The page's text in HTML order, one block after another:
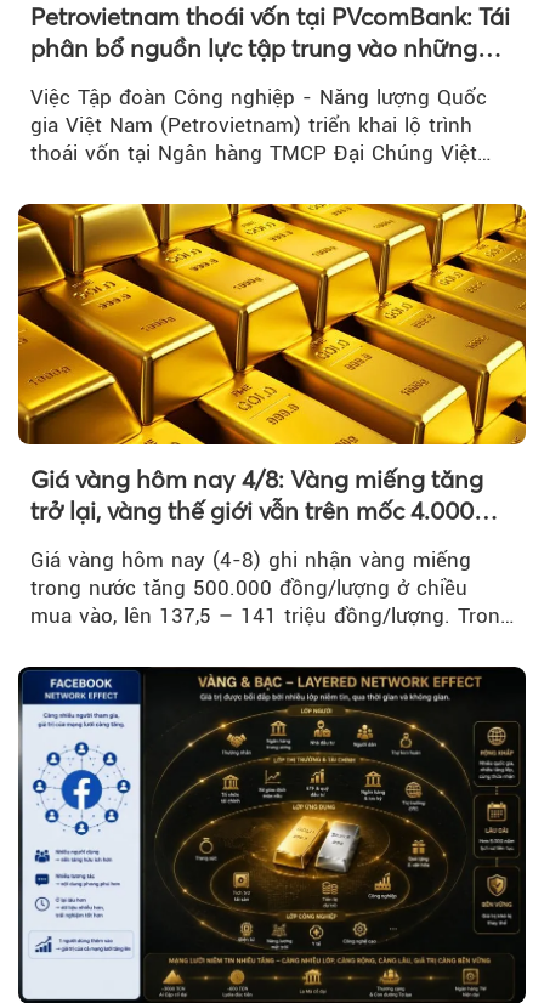
Petrovietnam thoái vốn tại PVcomBank: Tái
phân bổ nguồn lực tập trung vào những
Việc Tập đoàn Công nghiệp - Năng lượng Quốc
gia Việt Nam (Petrovietnam) triển khai lộ trình
thoái vốn tại Ngân hàng TMCP Đại Chúng Việt
Giá vàng hôm nay 4/8: Vàng miếng tăng
trở lại, vàng thế giới vẫn trên mốc 4.000
Giá vàng hôm nay (4-8) ghi nhận vàng miếng
trong nước tăng 500.000 đồng/lượng ở chiều
mua vào, lên 137,5 – 141 triệu đồng/lượng. Trong
trì trên ngưỡng 4.000 USD/ounce.